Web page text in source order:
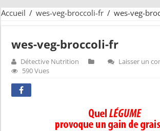
Accueil / wes-veg-broccoli-fr / wes-veg-
wes-veg-broccoli-fr
Détective Nutrition
Laisser un
590 Vues